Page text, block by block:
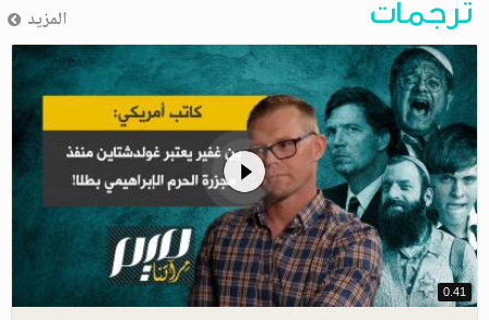
ترجمات المزيد
0.41